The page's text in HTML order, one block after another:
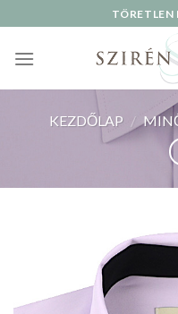
to
content
TÖRETLEN
KEZDŐLAP /